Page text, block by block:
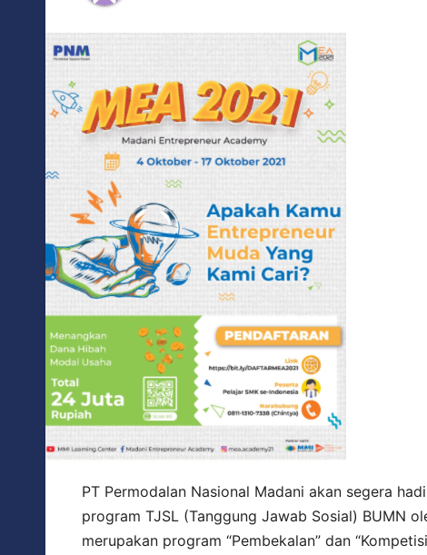
PT Permodalan Nasional Madani akan segera
program TJSL (Tanggung Jawab Sosial) BUMN
merupakan program “Pembekalan” dan